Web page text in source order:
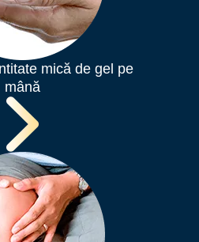
mică de gel pe
mână